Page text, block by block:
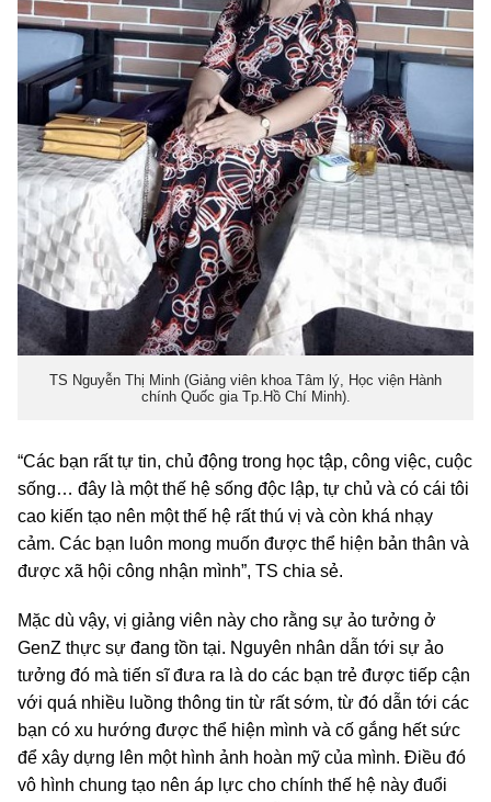
TS Nguyễn Thị Minh (Giảng viên khoa Tâm lý, Học viện Hành
chính Quốc gia Tp.Hồ Chí Minh).
“Các bạn rất tự tin, chủ động trong học tập, công việc, cuộc
sống… đây là một thế hệ sống độc lập, tự chủ và có cái tôi
cao kiến tạo nên một thế hệ rất thú vị và còn khá nhạy
cảm. Các bạn luôn mong muốn được thể hiện bản thân và
được xã hội công nhận mình”, TS chia sẻ.
Mặc dù vậy, vị giảng viên này cho rằng sự ảo tưởng ở
GenZ thực sự đang tồn tại. Nguyên nhân dẫn tới sự ảo
tưởng đó mà tiến sĩ đưa ra là do các bạn trẻ được tiếp cận
với quá nhiều luồng thông tin từ rất sớm, từ đó dẫn tới các
bạn có xu hướng được thể hiện mình và cố gắng hết sức
để xây dựng lên một hình ảnh hoàn mỹ của mình. Điều đó
vô hình chung tạo nên áp lực cho chính thế hệ này đuổi